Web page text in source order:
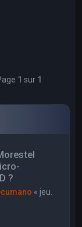
1 sur 1
?
« jeu.